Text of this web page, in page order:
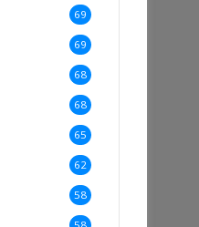
69
69
68
68
65
62
58